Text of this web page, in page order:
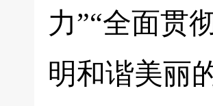
力”“全面贯
明和谐美丽